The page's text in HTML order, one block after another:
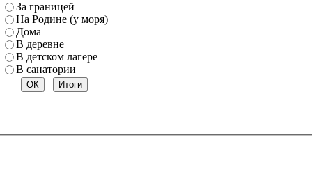
За границей
На Родине (у моря)
Дома
В деревне
В детском лагере
В санатории